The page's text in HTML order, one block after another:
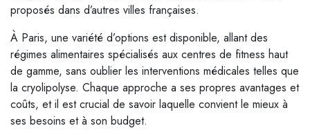
proposés dans d’autres villes françaises.
À Paris, une variété d’options est disponible, allant des
régimes alimentaires spécialisés aux centres de fitness haut
de gamme, sans oublier les interventions médicales telles que
la cryolipolyse. Chaque approche a ses propres avantages et
coûts, et il est crucial de savoir laquelle convient le mieux à
ses besoins et à son budget.